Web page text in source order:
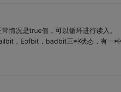
情况是true值，可以循环进行读入。
，Eofbit，badbit三种状态，有一种